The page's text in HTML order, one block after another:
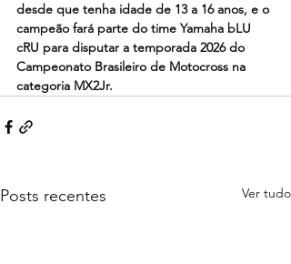
desde que tenha idade de 13 a 16 anos, e o
campeão fará parte do time Yamaha bLU
cRU para disputar a temporada 2026 do
Campeonato Brasileiro de Motocross na
categoria MX2Jr.
Posts recentes Ver tudo